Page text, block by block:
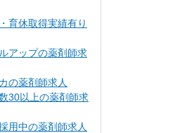
育休取得実績有り
アップの薬剤師求
の薬剤師求人
30以上の薬剤師求
用中の薬剤師求人